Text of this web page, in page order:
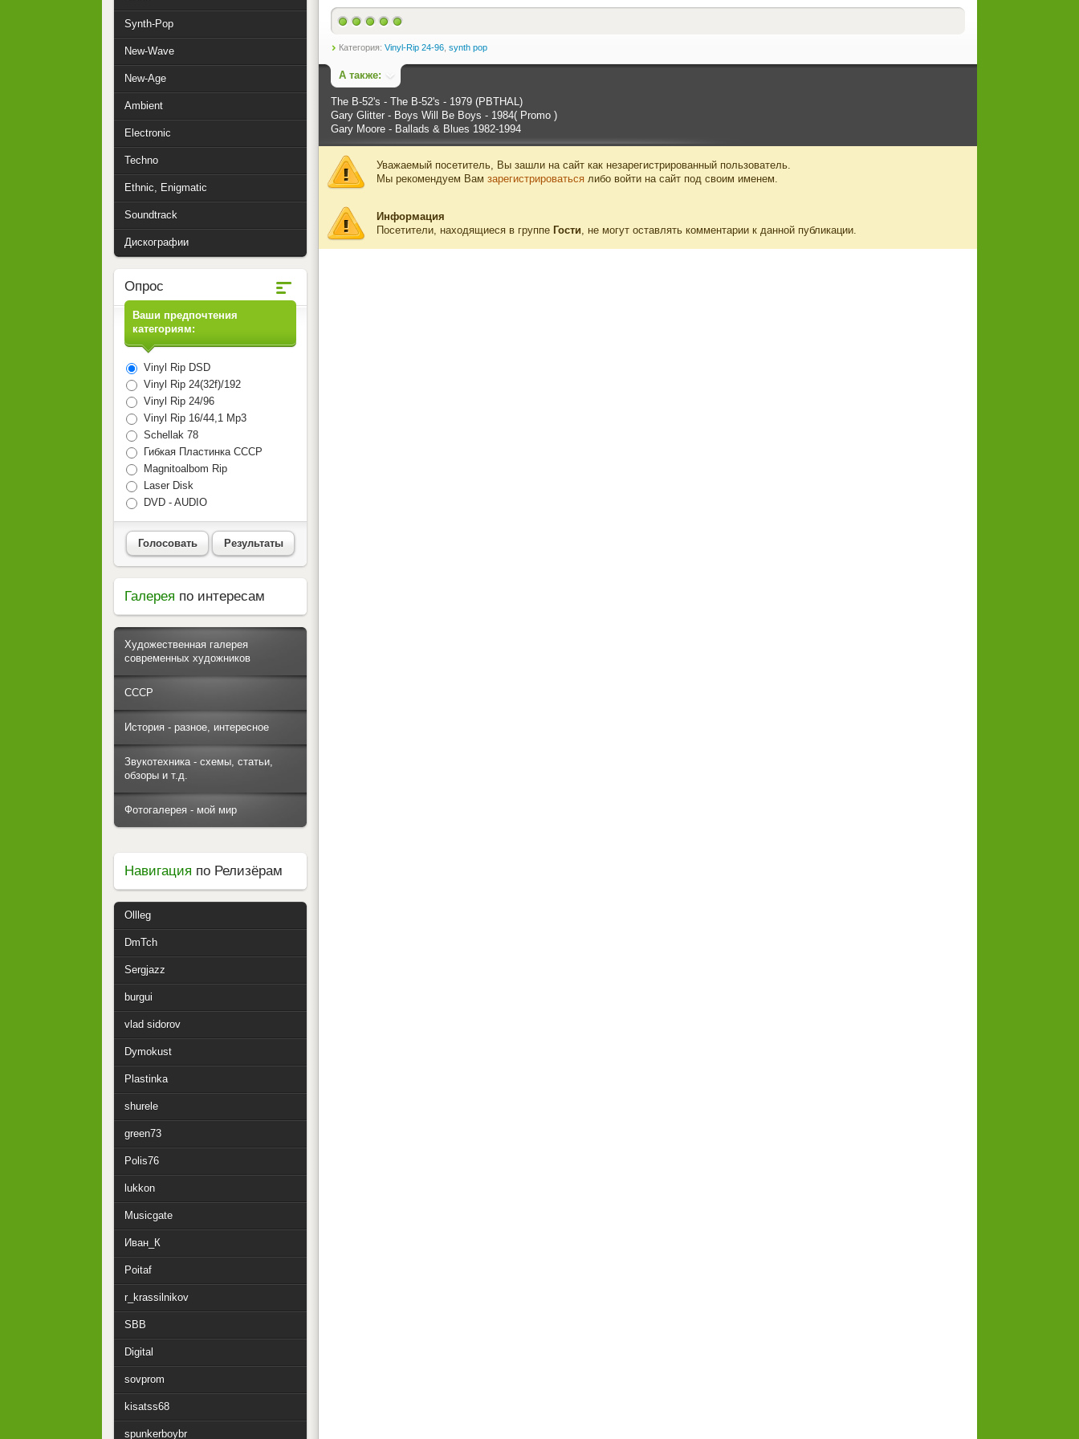
Категория: Vinyl-Rip 24-96 synth pop
А также:
The B-52's - The B-52's - 1979 (PBTHAL)
Gary Glitter - Boys Will Be Boys - 1984( Promo )
Gary Moore - Ballads & Blues 1982-1994
Уважаемый посетитель, Вы зашли на сайт как незарегистрированный пользователь.
Мы рекомендуем Вам зарегистрироваться либо войти на сайт под своим именем.
Информация
Посетители, находящиеся в группе Гости, не могут оставлять комментарии к данной публикации.
Synth-Pop
New-Wave
New-Age
Ambient
Electronic
Techno
Ethnic, Enigmatic
Soundtrack
Дискографии
Опрос
Ваши предпочтения
категориям:
Vinyl Rip DSD
Vinyl Rip 24(32f)/192
Vinyl Rip 24/96
Vinyl Rip 16/44,1 Mp3
Schellak 78
Гибкая Пластинка СССР
Magnitoalbom Rip
Laser Disk
DVD - AUDIO
Голосовать Результаты
Галерея по интересам
Художественная галерея
современных художников
СССР
История - разное, интересное
Звукотехника - схемы, статьи,
обзоры и т.д.
Фотогалерея - мой мир
Навигация по Релизёрам
Ollleg
DmTch
Sergjazz
burgui
vlad sidorov
Dymokust
Plastinka
shurele
green73
Polis76
lukkon
Musicgate
Иван_К
Poitaf
r_krassilnikov
SBB
Digital
sovprom
kisatss68
spunkerboybr